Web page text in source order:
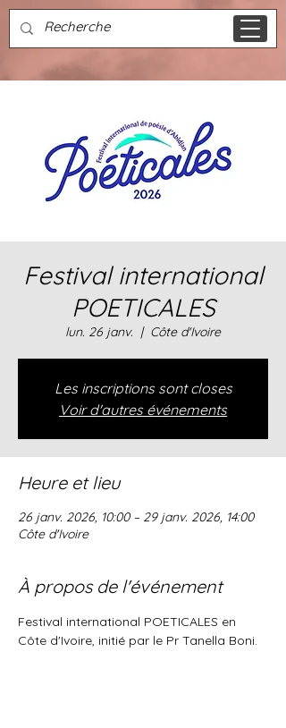
Festival international
POETICALES
lun. 26 janv.
  |
Côte d'Ivoire
Les inscriptions sont closes
Voir d'autres événements
Heure et lieu
26 janv. 2026, 10:00 – 29 janv. 2026, 14:00
Côte d'Ivoire
À propos de l'événement
Festival international POETICALES en
Côte d'Ivoire, initié par le Pr Tanella Boni.